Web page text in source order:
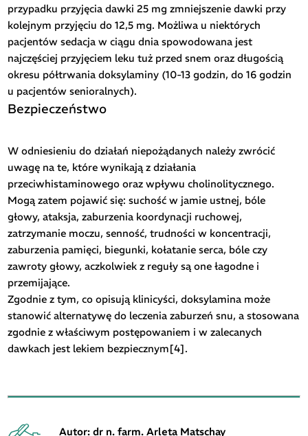
przypadku przyjęcia dawki 25 mg zmniejszenie dawki przy
kolejnym przyjęciu do 12,5 mg. Możliwa u niektórych
pacjentów sedacja w ciągu dnia spowodowana jest
najczęściej przyjęciem leku tuż przed snem oraz długością
okresu półtrwania doksylaminy (10-13 godzin, do 16 godzin
u pacjentów senioralnych).
Bezpieczeństwo
W odniesieniu do działań niepożądanych należy zwrócić
uwagę na te, które wynikają z działania
przeciwhistaminowego oraz wpływu cholinolitycznego.
Mogą zatem pojawić się: suchość w jamie ustnej, bóle
głowy, ataksja, zaburzenia koordynacji ruchowej,
zatrzymanie moczu, senność, trudności w koncentracji,
zaburzenia pamięci, biegunki, kołatanie serca, bóle czy
zawroty głowy, aczkolwiek z reguły są one łagodne i
przemijające.
Zgodnie z tym, co opisują klinicyści, doksylamina może
stanowić alternatywę do leczenia zaburzeń snu, a stosowana
zgodnie z właściwym postępowaniem i w zalecanych
dawkach jest lekiem bezpiecznym[4].
Autor: dr n. farm. Arleta Matschay